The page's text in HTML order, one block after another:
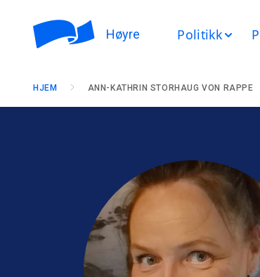
Høyre Politikk
HJEM ANN-KATHRIN STORHAUG VON RAPPE